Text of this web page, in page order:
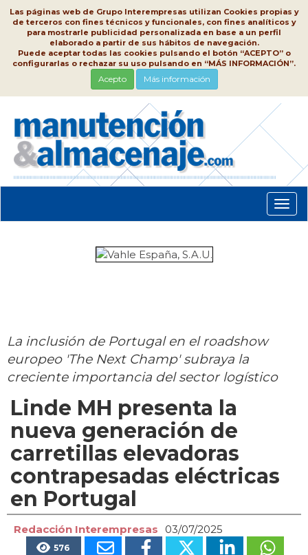
Las páginas web de Grupo Interempresas utilizan Cookies propias y
de terceros con fines técnicos y funcionales, con fines analíticos y
para mostrarle publicidad personalizada en base a un perfil
elaborado a partir de sus hábitos de navegación.
Puede aceptar todas las cookies pulsando el botón “ACEPTO” o
configurarlas o rechazar su uso pulsando en “MÁS INFORMACIÓN”.
Acepto Más información
La inclusión de Portugal en el roadshow
europeo 'The Next Champ' subraya la
creciente importancia del sector logístico
Linde MH presenta la
nueva generación de
carretillas elevadoras
contrapesadas eléctricas
en Portugal
Redacción Interempresas 03/07/2025
576